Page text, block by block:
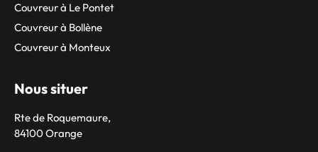
Couvreur à Le Pontet
Couvreur à Bollène
Couvreur à Monteux
Nous situer
Rte de Roquemaure,
84100 Orange